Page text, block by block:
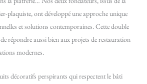
plaquiste, ont développé une approche unique
et solutions contemporaines. Cette double
répondre aussi bien aux projets de restauration
modernes.
décoratifs perspirants qui respectent le bâti